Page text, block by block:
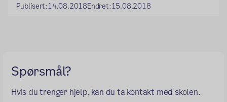
Publisert:14.08.2018Endret:15.08.2018
Spørsmål?
Hvis du trenger hjelp, kan du ta kontakt med skolen.